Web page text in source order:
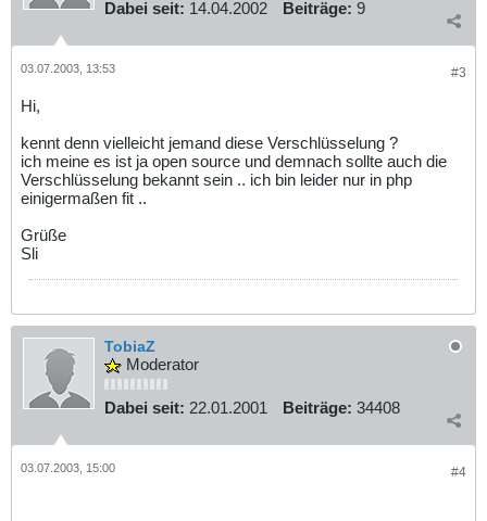
Dabei seit: 14.04.2002 Beiträge: 9
#3
03.07.2003, 13:53
Hi,
kennt denn vielleicht jemand diese Verschlüsselung ?
ich meine es ist ja open source und demnach sollte auch die
Verschlüsselung bekannt sein .. ich bin leider nur in php
einigermaßen fit ..
Grüße
Sli
TobiaZ
Moderator
Dabei seit: 22.01.2001 Beiträge: 34408
#4
03.07.2003, 15:00